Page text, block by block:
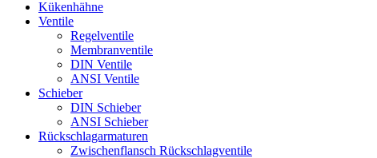
Kükenhähne
Ventile
Regelventile
Membranventile
DIN Ventile
ANSI Ventile
Schieber
DIN Schieber
ANSI Schieber
Rückschlag­armaturen
Zwischenflansch Rückschlagventile